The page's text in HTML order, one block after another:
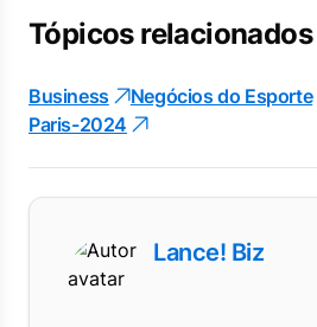
Tópicos relacionados
Business Negócios do Esporte
Paris-2024
Lance! Biz